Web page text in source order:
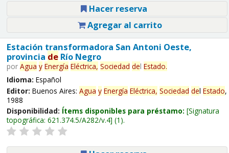
Hacer reserva
Agregar al carrito
Estación transformadora San Antoni Oeste,
provincia deRío Negro
por Agua y Energía Eléctrica, Sociedad del Estado.
Idioma: Español
Editor: Buenos Aires: Agua y Energía Eléctrica, Sociedad del Estado,
1988
Disponibilidad: Ítems disponibles para préstamo: Signatura
topográfica: 621.374.5/A282/v.4 (1).